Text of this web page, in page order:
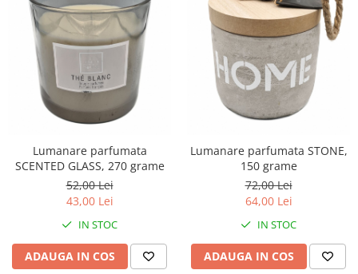
Lumanare parfumata
SCENTED GLASS, 270 grame
52,00 Lei
43,00 Lei
IN STOC
ADAUGA IN COS
Lumanare parfumata STONE,
150 grame
72,00 Lei
64,00 Lei
IN STOC
ADAUGA IN COS